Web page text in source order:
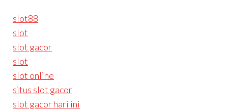
slot88
slot
slot gacor
slot
slot online
situs slot gacor
slot gacor hari ini